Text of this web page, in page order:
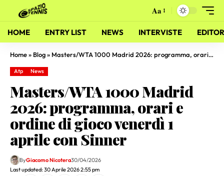
Aa
HOME ENTRY LIST NEWS INTERVISTE
Home» Blog» Masters/WTA 1000 Madrid 2026: programma, orari e ordine di gioco venerdì 1 aprile con Sinner
Atp News
Masters/WTA 1000 Madrid
2026: programma, orari e
ordine di gioco venerdì 1
aprile con Sinner
Last updated: 30 Aprile 2026 2:55 pm
ByGiacomo Nicotera30/04/2026